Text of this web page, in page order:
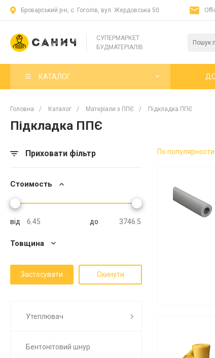
Броварський р-н, с. Гоголів, вул. Жердовська 50
СУПЕРМАРКЕТ
БУДМАТЕРІАЛІВ
КАТАЛОГ
Головна / Каталог / Матеріали з ППЄ / Підкладка ППЄ
Підкладка ППЄ
Приховати фільтр
Стоимость
від до
Товщина
Утеплювач
Бентонітовий шнур
По популярности